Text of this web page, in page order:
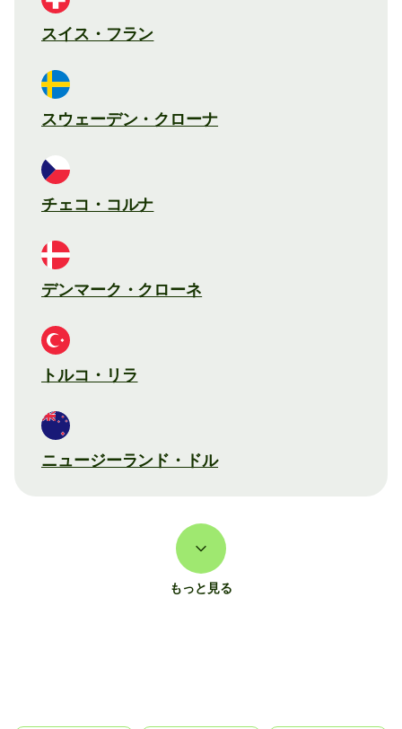
スイス・フラン
スウェーデン・クローナ
チェコ・コルナ
デンマーク・クローネ
トルコ・リラ
ニュージーランド・ドル
もっと見る